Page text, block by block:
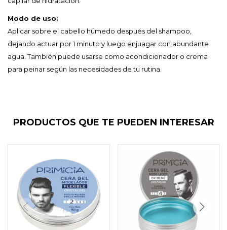
Modo de uso:
Aplicar sobre el cabello húmedo después del shampoo,
dejando actuar por 1 minuto y luego enjuagar con abundante
agua. También puede usarse como acondicionador o crema
para peinar según las necesidades de tu rutina.
PRODUCTOS QUE TE PUEDEN INTERESAR